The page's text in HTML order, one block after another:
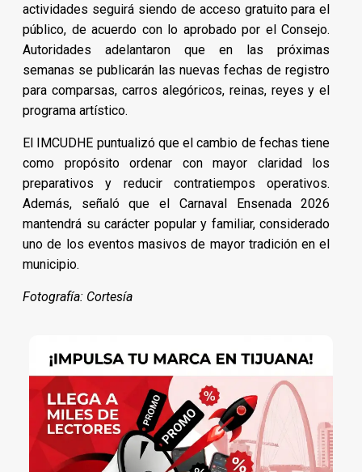
actividades seguirá siendo de acceso gratuito para el
público, de acuerdo con lo aprobado por el Consejo.
Autoridades adelantaron que en las próximas
semanas se publicarán las nuevas fechas de registro
para comparsas, carros alegóricos, reinas, reyes y el
programa artístico.
El IMCUDHE puntualizó que el cambio de fechas tiene
como propósito ordenar con mayor claridad los
preparativos y reducir contratiempos operativos.
Además, señaló que el Carnaval Ensenada 2026
mantendrá su carácter popular y familiar, considerado
uno de los eventos masivos de mayor tradición en el
municipio.
Fotografía: Cortesía